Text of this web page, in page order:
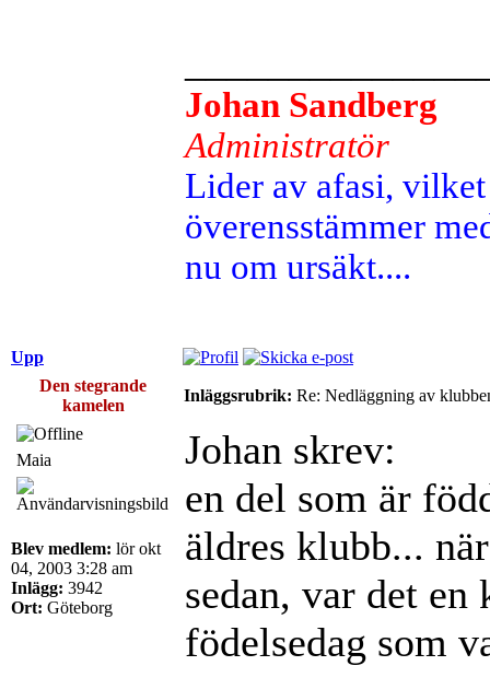
Johan Sandberg
Administratör
Lider av afasi,
överensstämmer
nu om ursäkt....
Upp
Den stegrande
kamelen
Inläggsrubrik: Re: Nedläggning av
Maia
Blev medlem: lör okt
04, 2003 3:28 am
Inlägg: 3942
Ort: Göteborg
Johan skrev:
en del som är
äldres klubb...
sedan, var det
födelsedag som